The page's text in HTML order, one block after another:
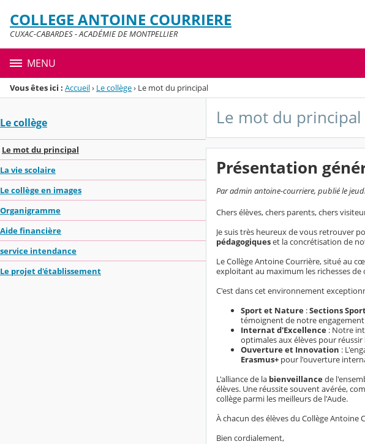
Menu de la rubrique
Contenu
COLLEGE ANTOINE COURRIERE
CUXAC-CABARDES - ACADÉMIE DE MONTPELLIER
MENU
Vous êtes ici : Accueil› Le collège› Le mot du principal
Le collège
Le mot du principal
La vie scolaire
Le collège en images
Organigramme
Aide financière
service intendance
Le projet d'établissement
Le mot du principal
Présentation
Par admin antoine-courriere, publié le
Chers élèves, chers parents, chers
Je suis très heureux de vous retrouver
pédagogiqueset la concrétisation de
Le Collège Antoine Courrière, situé au
exploitant au maximum les richesses de
C'est dans cet environnement
Sport et Nature :Sections
témoignent de notre
Internat d'Excellence : Notre
optimales aux élèves pour
Ouverture et Innovation :
Erasmus+ pour l'ouverture
L'alliance de la bienveillancede
élèves. Une réussite souvent avérée,
collège parmi les meilleurs de l'Aude.
À chacun des élèves du Collège
Bien cordialement,